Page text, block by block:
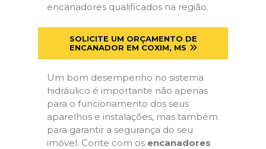
encanadores qualificados na região.
SOLICITE UM ORÇAMENTO DE
ENCANADOR EM COXIM, MS
Um bom desempenho no sistema
hidráulico é importante não apenas
para o funcionamento dos seus
aparelhos e instalações, mas também
para garantir a segurança do seu
imóvel. Conte com os encanadores